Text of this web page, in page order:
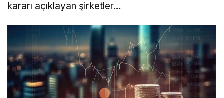
kararı açıklayan şirketler…